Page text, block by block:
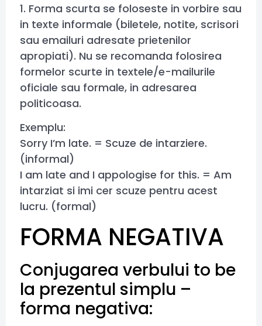
1. Forma scurta se foloseste in vorbire sau
in texte informale (biletele, notite, scrisori
sau emailuri adresate prietenilor
apropiati). Nu se recomanda folosirea
formelor scurte in textele/e-mailurile
oficiale sau formale, in adresarea
politicoasa.
Exemplu:
Sorry I’m late. = Scuze de intarziere.
(informal)
I am late and I appologise for this. = Am
intarziat si imi cer scuze pentru acest
lucru. (formal)
FORMA NEGATIVA
Conjugarea verbului to be
la prezentul simplu –
forma negativa: